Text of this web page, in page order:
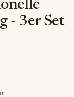
- 3er Set